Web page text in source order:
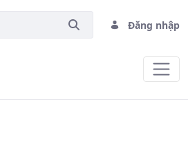
Đăng nhập